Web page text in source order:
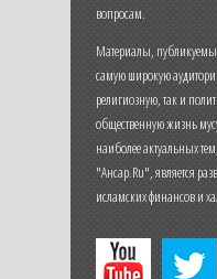
вопросам.
Материалы,
самую широкую
религиозную, так и
общественную жизнь
наиболее актуальных
"Ансар.Ru", является
исламских финансов и